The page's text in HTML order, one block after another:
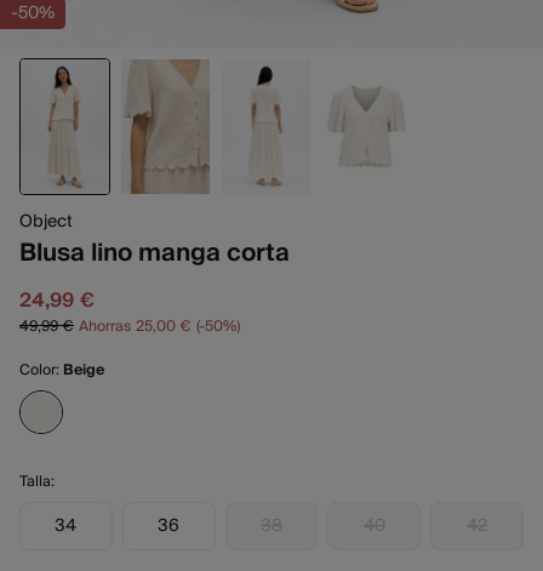
-50%
Object
Blusa lino manga corta
24,99 €
49,99 €Ahorras25,00 €
50
Color: Beige
Talla:
34 36 38 40 42